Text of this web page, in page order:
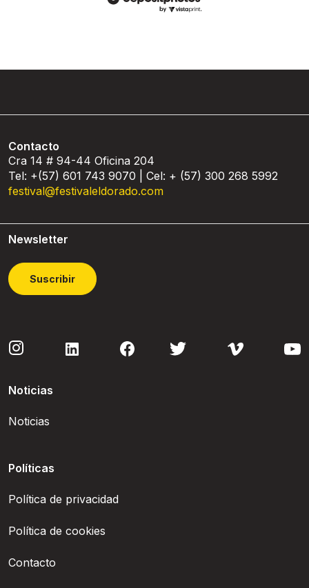
Contacto
Cra 14 # 94-44 Oficina 204
Tel: +(57) 601 743 9070 | Cel: + (57) 300 268 5992
festival@festivaleldorado.com
Newsletter
Suscribir
Noticias
Noticias
Políticas
Política de privacidad
Política de cookies
Contacto